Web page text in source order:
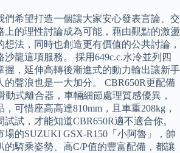
們希望打造一個讓大家安心發表言論、交
上的理性討論成為可能，藉由觀點的激盪
法，同時也創造更有價值的公共討論，
龍這項服務。 採用649c.c.水冷並列四
握，延伸高轉後漸進式的動力輸出讓新手
的聲浪也是一大加分。 CBR650R更配備
動式離合器，車輛細節處理質感優異，
可惜座高高達810mm，且車重208kg，
試，才能知道CBR650R適不適合你。
場的SUZUKI GSX-R150「小阿魯」，帥
的騎乘姿勢、高C/P值的豐富配備，都讓